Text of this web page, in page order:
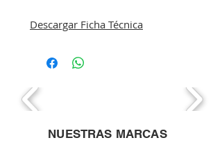
Descargar Ficha Técnica
NUESTRAS MARCAS